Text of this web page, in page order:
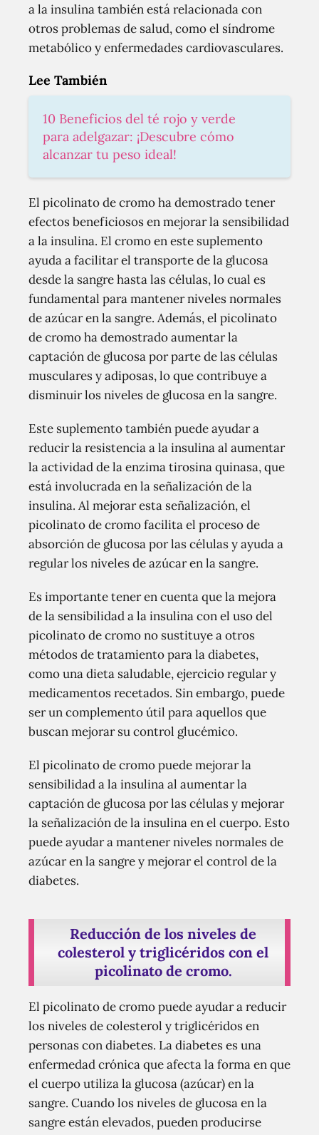
a la insulina también está relacionada con
otros problemas de salud, como el síndrome
metabólico y enfermedades cardiovasculares.
Lee También
10 Beneficios del té rojo y verde
para adelgazar: ¡Descubre cómo
alcanzar tu peso ideal!
El picolinato de cromo ha demostrado tener
efectos beneficiosos en mejorar la sensibilidad
a la insulina. El cromo en este suplemento
ayuda a facilitar el transporte de la glucosa
desde la sangre hasta las células, lo cual es
fundamental para mantener niveles normales
de azúcar en la sangre. Además, el picolinato
de cromo ha demostrado aumentar la
captación de glucosa por parte de las células
musculares y adiposas, lo que contribuye a
disminuir los niveles de glucosa en la sangre.
Este suplemento también puede ayudar a
reducir la resistencia a la insulina al aumentar
la actividad de la enzima tirosina quinasa, que
está involucrada en la señalización de la
insulina. Al mejorar esta señalización, el
picolinato de cromo facilita el proceso de
absorción de glucosa por las células y ayuda a
regular los niveles de azúcar en la sangre.
Es importante tener en cuenta que la mejora
de la sensibilidad a la insulina con el uso del
picolinato de cromo no sustituye a otros
métodos de tratamiento para la diabetes,
como una dieta saludable, ejercicio regular y
medicamentos recetados. Sin embargo, puede
ser un complemento útil para aquellos que
buscan mejorar su control glucémico.
El picolinato de cromo puede mejorar la
sensibilidad a la insulina al aumentar la
captación de glucosa por las células y mejorar
la señalización de la insulina en el cuerpo. Esto
puede ayudar a mantener niveles normales de
azúcar en la sangre y mejorar el control de la
diabetes.
Reducción de los niveles de
colesterol y triglicéridos con el
picolinato de cromo.
El picolinato de cromo puede ayudar a reducir
los niveles de colesterol y triglicéridos en
personas con diabetes. La diabetes es una
enfermedad crónica que afecta la forma en que
el cuerpo utiliza la glucosa (azúcar) en la
sangre. Cuando los niveles de glucosa en la
sangre están elevados, pueden producirse